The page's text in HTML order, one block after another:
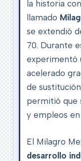
la historia
llamado
se extendió
70. Durante
experimentó
acelerado
de
permitió que
y empleos en
El Milagro
desarrollo